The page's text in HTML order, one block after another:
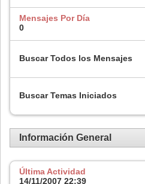
Mensajes Por Día
0
Buscar Todos los Mensajes
Buscar Temas Iniciados
Información General
Última Actividad
14/11/2007 22:39